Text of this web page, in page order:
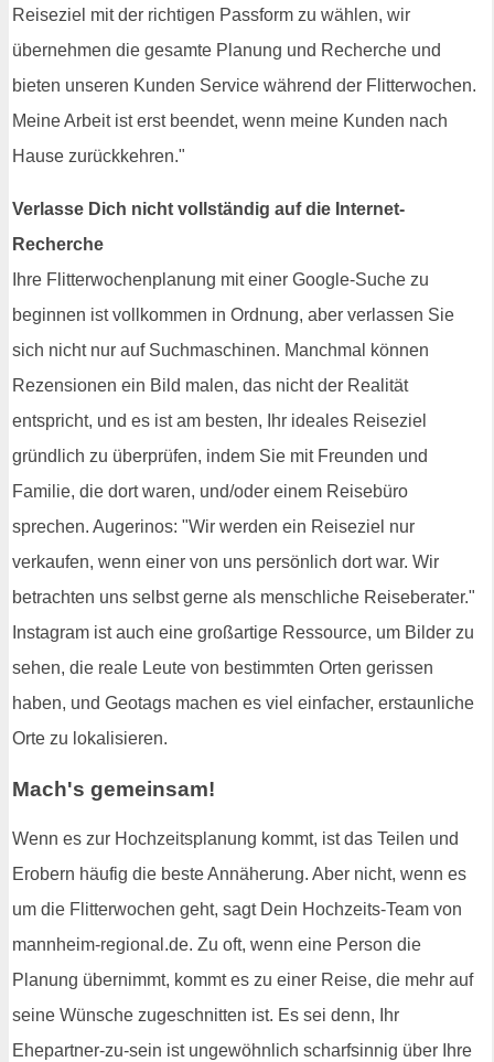
Reiseziel mit der richtigen Passform zu wählen, wir
übernehmen die gesamte Planung und Recherche und
bieten unseren Kunden Service während der Flitterwochen.
Meine Arbeit ist erst beendet, wenn meine Kunden nach
Hause zurückkehren."
Verlasse Dich nicht vollständig auf die Internet-
Recherche
Ihre Flitterwochenplanung mit einer Google-Suche zu
beginnen ist vollkommen in Ordnung, aber verlassen Sie
sich nicht nur auf Suchmaschinen. Manchmal können
Rezensionen ein Bild malen, das nicht der Realität
entspricht, und es ist am besten, Ihr ideales Reiseziel
gründlich zu überprüfen, indem Sie mit Freunden und
Familie, die dort waren, und/oder einem Reisebüro
sprechen. Augerinos: "Wir werden ein Reiseziel nur
verkaufen, wenn einer von uns persönlich dort war. Wir
betrachten uns selbst gerne als menschliche Reiseberater."
Instagram ist auch eine großartige Ressource, um Bilder zu
sehen, die reale Leute von bestimmten Orten gerissen
haben, und Geotags machen es viel einfacher, erstaunliche
Orte zu lokalisieren.
Mach's gemeinsam!
Wenn es zur Hochzeitsplanung kommt, ist das Teilen und
Erobern häufig die beste Annäherung. Aber nicht, wenn es
um die Flitterwochen geht, sagt Dein Hochzeits-Team von
mannheim-regional.de. Zu oft, wenn eine Person die
Planung übernimmt, kommt es zu einer Reise, die mehr auf
seine Wünsche zugeschnitten ist. Es sei denn, Ihr
Ehepartner-zu-sein ist ungewöhnlich scharfsinnig über Ihre